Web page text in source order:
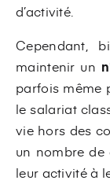
d’activité.
Cependant,
maintenir un
parfois même
le salariat
vie hors des
un nombre de
leur activité à